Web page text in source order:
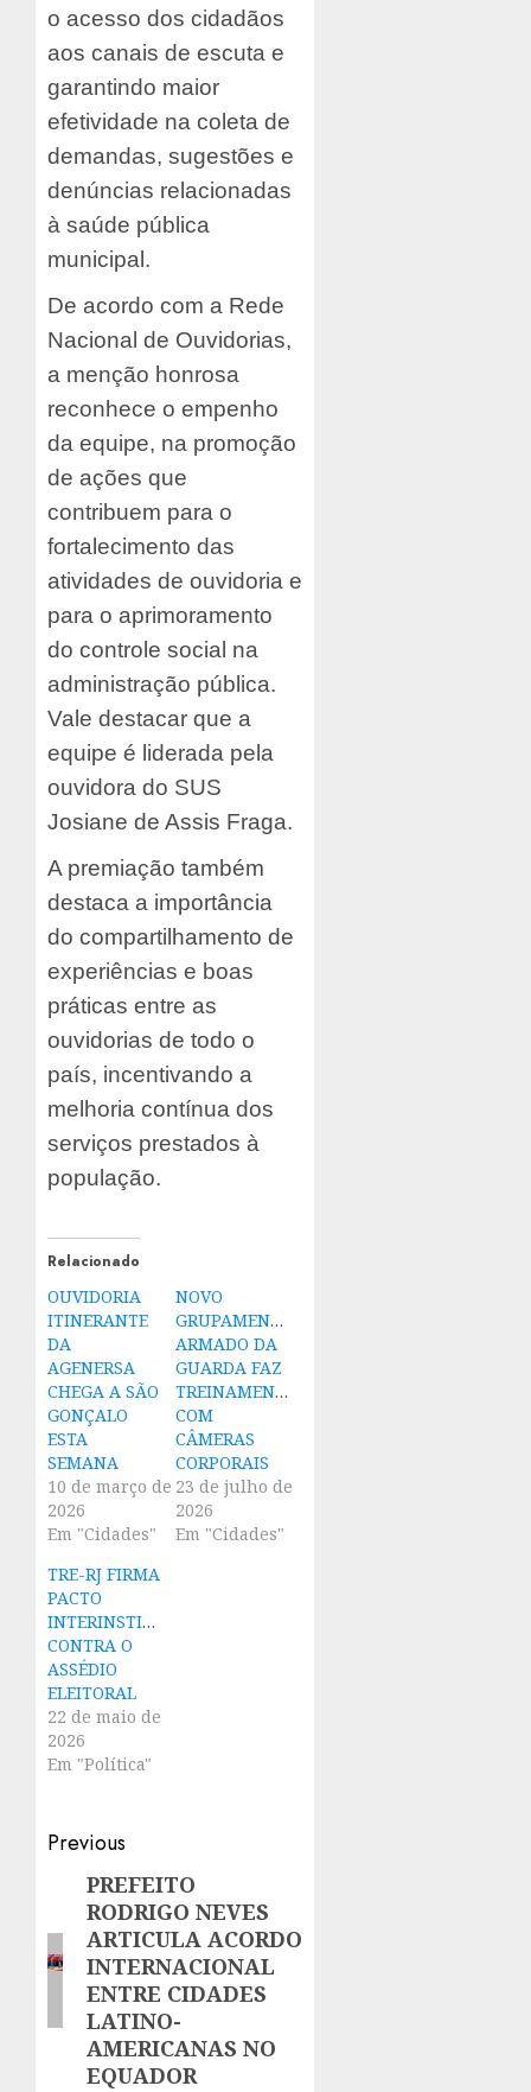
o acesso dos cidadãos
aos canais de escuta e
garantindo maior
efetividade na coleta de
demandas, sugestões e
denúncias relacionadas
à saúde pública
municipal.
De acordo com a Rede
Nacional de Ouvidorias,
a menção honrosa
reconhece o empenho
da equipe, na promoção
de ações que
contribuem para o
fortalecimento das
atividades de ouvidoria e
para o aprimoramento
do controle social na
administração pública.
Vale destacar que a
equipe é liderada pela
ouvidora do SUS
Josiane de Assis Fraga.
A premiação também
destaca a importância
do compartilhamento de
experiências e boas
práticas entre as
ouvidorias de todo o
país, incentivando a
melhoria contínua dos
serviços prestados à
população.
Relacionado
OUVIDORIA
ITINERANTE
DA
AGENERSA
CHEGA A SÃO
GONÇALO
ESTA
SEMANA
10 de março de
2026
Em "Cidades"
NOVO
GRUPAMENTO
ARMADO DA
GUARDA FAZ
TREINAMENTO
COM
CÂMERAS
CORPORAIS
23 de julho de
2026
Em "Cidades"
TRE-RJ FIRMA
PACTO
INTERINSTITUCIONAL
CONTRA O
ASSÉDIO
ELEITORAL
22 de maio de
2026
Em "Política"
Post
navigation
Previous
Previous
post:
PREFEITO
RODRIGO NEVES
ARTICULA ACORDO
INTERNACIONAL
ENTRE CIDADES
LATINO-
AMERICANAS NO
EQUADOR